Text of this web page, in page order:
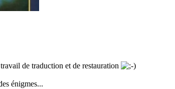
de traduction et de restauration
énigmes...